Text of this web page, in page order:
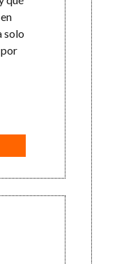
solo
por